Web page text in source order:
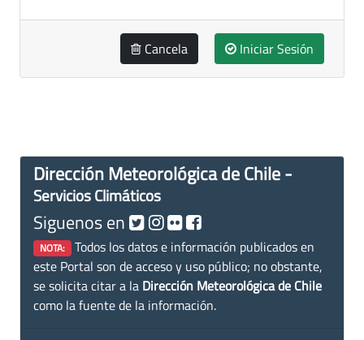
Cancela Iniciar Sesión
Dirección Meteorológica de Chile -
Servicios Climáticos
Siguenos en
NOTA: Todos los datos e información publicados en
este Portal son de acceso y uso público; no obstante,
se solicita citar a la Dirección Meteorológica de Chile
como la fuente de la información.